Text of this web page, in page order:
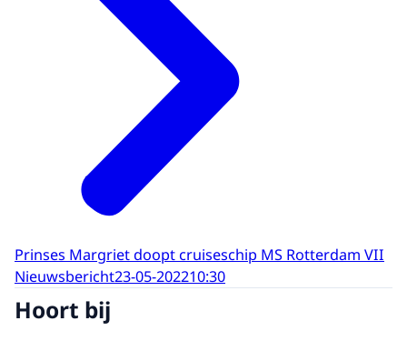
Prinses Margriet doopt cruiseschip MS Rotterdam VII
Nieuwsbericht23-05-202210:30
Hoort bij